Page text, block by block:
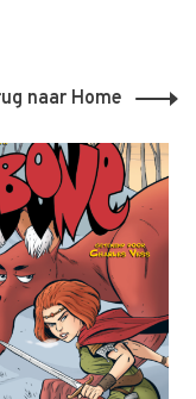
naar Home